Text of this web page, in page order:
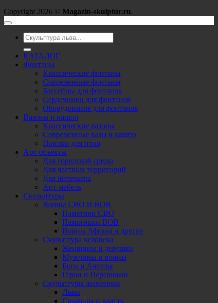
Copyright 2026 © Magazin-skulptur.ru.
Искать:
КАТАЛОГ
Фонтаны
Классические фонтаны
Современные фонтаны
Бассейны для фонтанов
Сердечники для фонтанов
Оборудование для фонтанов
Вазоны и кашпо
Классические вазоны
Современные вазы и кашпо
Поилки для птиц
Арт-объекты
Для городской среды
Для частных территорий
Для интерьера
Арт-мебель
Скульптуры
Воины СВО И ВОВ
Памятник СВО
Памятники ВОВ
Воины Афгана и другие
Скульптура человека
Женщины и девушки
Мужчины и воины
Боги и Ангелы
Герои и Персонажи
Скульптуры животных
Львы
Символы и власть